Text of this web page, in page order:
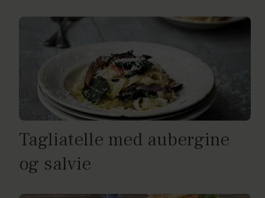
Tagliatelle med aubergine
og salvie